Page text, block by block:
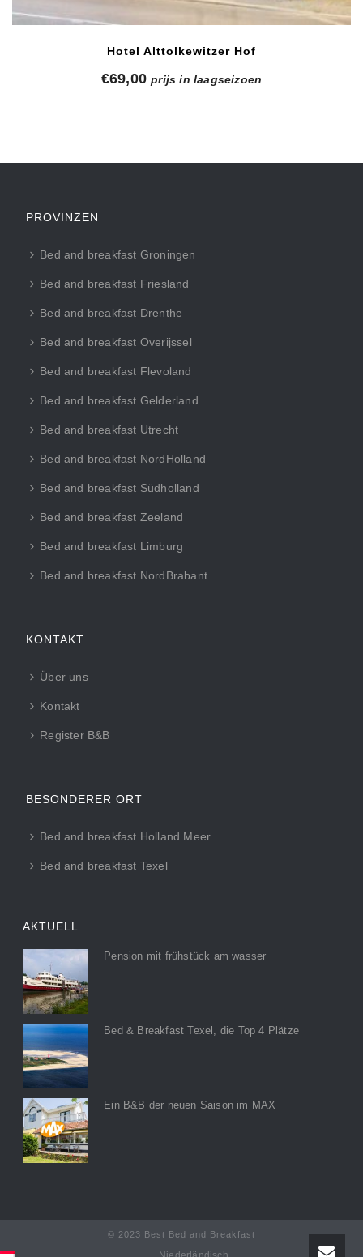
Hotel Alttolkewitzer Hof
€69,00 prijs in laagseizoen
PROVINZEN
Bed and breakfast Groningen
Bed and breakfast Friesland
Bed and breakfast Drenthe
Bed and breakfast Overijssel
Bed and breakfast Flevoland
Bed and breakfast Gelderland
Bed and breakfast Utrecht
Bed and breakfast NordHolland
Bed and breakfast Südholland
Bed and breakfast Zeeland
Bed and breakfast Limburg
Bed and breakfast NordBrabant
KONTAKT
Über uns
Kontakt
Register B&B
BESONDERER ORT
Bed and breakfast Holland Meer
Bed and breakfast Texel
AKTUELL
Pension mit frühstück am wasser
Bed & Breakfast Texel, die Top 4 Plätze
Ein B&B der neuen Saison im MAX
© 2023 Best Bed and Breakfast